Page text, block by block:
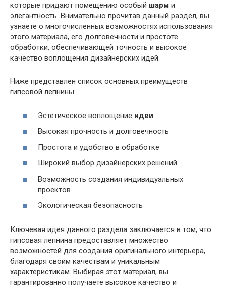
которые придают помещению особый шарм и
элегантность. Внимательно прочитав данный раздел, вы
узнаете о многочисленных возможностях использования
этого материала, его долговечности и простоте
обработки, обеспечивающей точность и высокое
качество воплощения дизайнерских идей.
Ниже представлен список основных преимуществ
гипсовой лепнины:
Эстетическое воплощение идеи
Высокая прочность и долговечность
Простота и удобство в обработке
Широкий выбор дизайнерских решений
Возможность создания индивидуальных
проектов
Экологическая безопасность
Ключевая идея данного раздела заключается в том, что
гипсовая лепнина предоставляет множество
возможностей для создания оригинального интерьера,
благодаря своим качествам и уникальным
характеристикам. Выбирая этот материал, вы
гарантированно получаете высокое качество и